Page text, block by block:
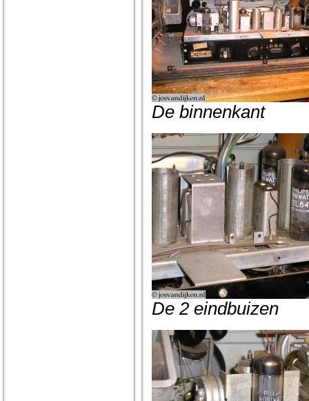
De binnenkant
De 2 eindbuizen